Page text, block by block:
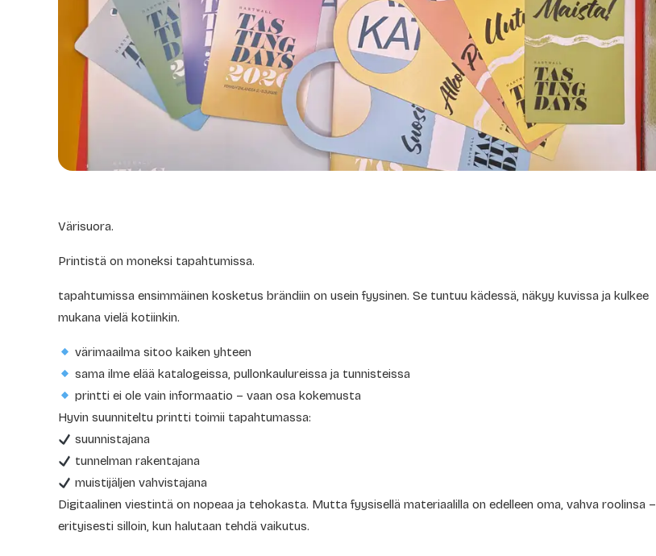
Värisuora.
Printistä on moneksi tapahtumissa.
tapahtumissa ensimmäinen kosketus brändiin on usein fyysinen. Se tuntuu kädessä, näkyy kuvissa ja kulkee
mukana vielä kotiinkin.
värimaailma sitoo kaiken yhteen
sama ilme elää katalogeissa, pullonkaulureissa ja tunnisteissa
printti ei ole vain informaatio – vaan osa kokemusta
Hyvin suunniteltu printti toimii tapahtumassa:
suunnistajana
tunnelman rakentajana
muistijäljen vahvistajana
Digitaalinen viestintä on nopeaa ja tehokasta. Mutta fyysisellä materiaalilla on edelleen oma, vahva roolinsa –
erityisesti silloin, kun halutaan tehdä vaikutus.